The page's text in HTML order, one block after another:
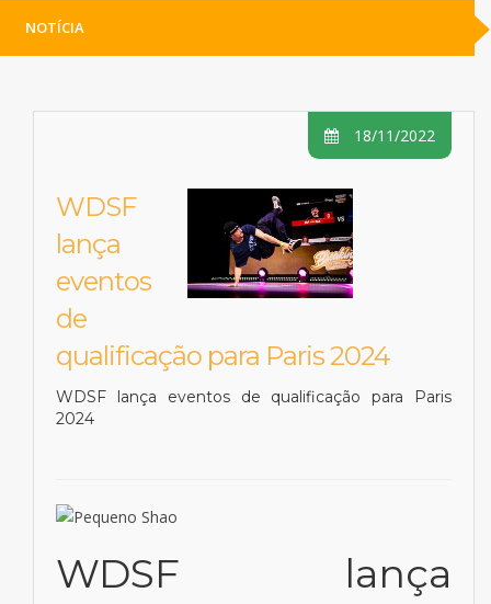
NOTÍCIA
18/11/2022
WDSF
lança
eventos
de
qualificação para Paris 2024
WDSF lança eventos de qualificação para Paris
2024
WDSF lança